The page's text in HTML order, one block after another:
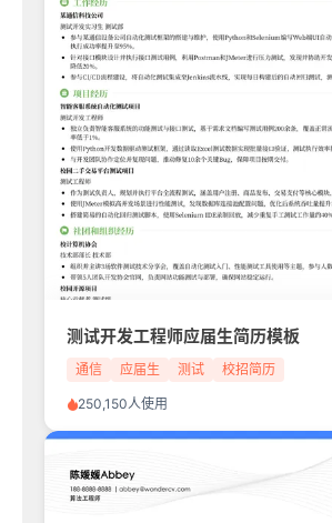
测试开发工程师应届生简历模板
通信 应届生 测试 校招简历
250,150人使用